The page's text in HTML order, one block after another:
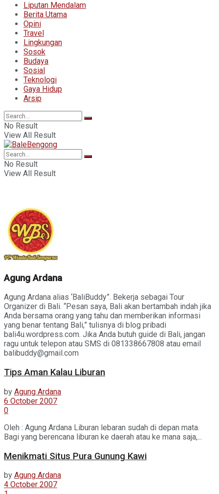
Liputan Mendalam
Berita Utama
Opini
Travel
Lingkungan
Sosok
Budaya
Sosial
Teknologi
Gaya Hidup
Arsip
No Result
View All Result
No Result
View All Result
Agung Ardana
Agung Ardana alias ‘BaliBuddy”. Bekerja sebagai Tour
Organizer di Bali. “Pesan saya, Bali akan bertambah indah jika
Anda bersama orang yang tahu dan memberikan informasi
yang benar tentang Bali,” tulisnya di blog pribadi
bali4u.wordpress.com. Jika Anda butuh guide di Bali, jangan
ragu untuk telepon atau SMS di 081338667808 atau email
balibuddy@gmail.com
Tips Aman Kalau Liburan
by Agung Ardana
6 October 2007
0
Oleh : Agung Ardana Liburan lebaran sudah di depan mata.
Bagi yang berencana liburan ke daerah atau ke mana saja,...
Menikmati Situs Pura Gunung Kawi
by Agung Ardana
4 October 2007